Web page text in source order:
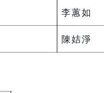
李蕙如
陳姞淨